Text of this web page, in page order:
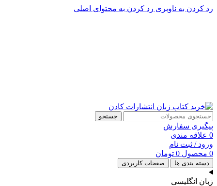
رد کردن به ناوبری رد کردن به محتوای اصلی
جستجو
پیگیری سفارش
0 علاقه مندی
ورود / ثبت نام
0 محصول 0 تومان
دسته بندی ها صفحات کاربردی
زبان انگلیسی